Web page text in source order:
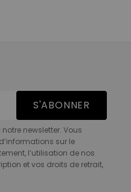
S'ABONNER
newsletter. Vous
sur le
l’utilisation de nos
et vos droits de retrait,